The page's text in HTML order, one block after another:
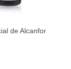
de Alcanfor